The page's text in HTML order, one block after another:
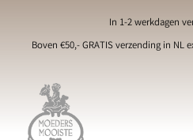
In 1-2 werkdagen
Boven €50,- GRATIS verzending in NL